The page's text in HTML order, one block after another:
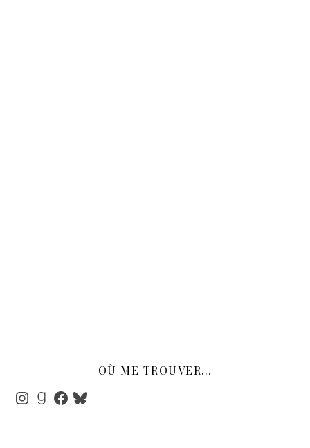
OÙ ME TROUVER…
Instagram
Goodreads
Facebook
Bluesky